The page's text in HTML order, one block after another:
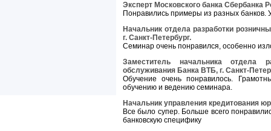
Эксперт Московского банка Сбербанка
Понравились примеры из разных
Начальник отдела разработки
г. Санкт-Петербург.
Семинар очень понравился, особенно
Заместитель начальника отдела
обслуживания Банка ВТБ, г. Санкт-
Обучение очень понравилось.
обучению и ведению семинара.
Начальник управления кредитования
Все было супер. Больше всего
банковскую специфику